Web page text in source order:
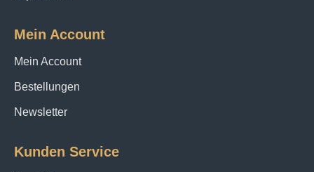
Mein Account
Mein Account
Bestellungen
Newsletter
Kunden Service